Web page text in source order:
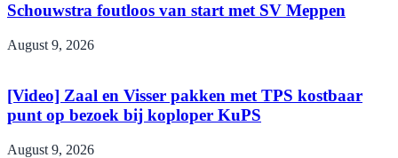
Schouwstra foutloos van start met SV Meppen
August 9, 2026
[Video] Zaal en Visser pakken met TPS kostbaar
punt op bezoek bij koploper KuPS
August 9, 2026